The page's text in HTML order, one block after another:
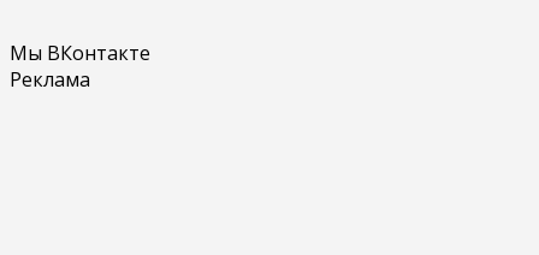
Мы ВКонтакте
Реклама